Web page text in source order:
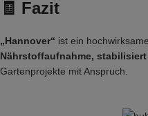
🧾 Fazit
„Hannover“ ist ein
Nährstoffaufnahme, stabilisiert
Gartenprojekte mit Anspruch.